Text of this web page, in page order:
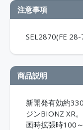
注意事項
SEL2870(FE
商品説明
新開発有効約
ジンBIONZ XR
画時拡張時100